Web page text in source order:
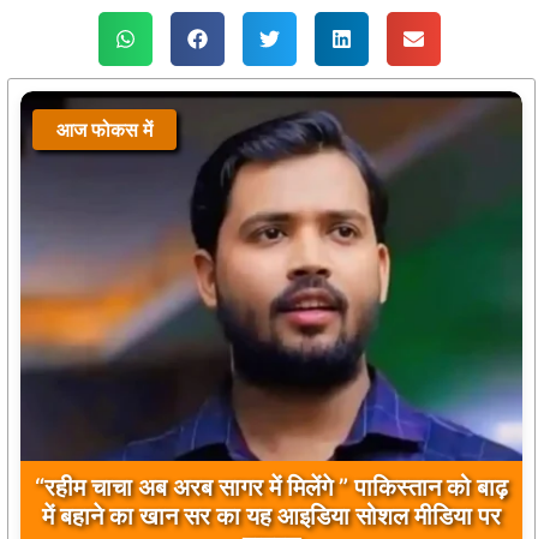
आज फोकस में
“रहीम चाचा अब अरब सागर में मिलेंगे ” पाकिस्तान को बाढ़
में बहाने का खान सर का यह आइडिया सोशल मीडिया पर
आज फोकस में
बिलावल भुट्टो द्वारा सिंधु नदी और भारत को लेकर दिए गए